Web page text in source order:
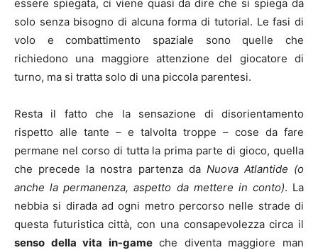
essere spiegata, ci viene quasi da dire che si spiega da
solo senza bisogno di alcuna forma di tutorial. Le fasi di
volo e combattimento spaziale sono quelle che
richiedono una maggiore attenzione del giocatore di
turno, ma si tratta solo di una piccola parentesi.
Resta il fatto che la sensazione di disorientamento
rispetto alle tante – e talvolta troppe – cose da fare
permane nel corso di tutta la prima parte di gioco, quella
che precede la nostra partenza da Nuova Atlantide (o
anche la permanenza, aspetto da mettere in conto). La
nebbia si dirada ad ogni metro percorso nelle strade di
questa futuristica città, con una consapevolezza circa il
senso della vita in-gameche diventa maggiore man